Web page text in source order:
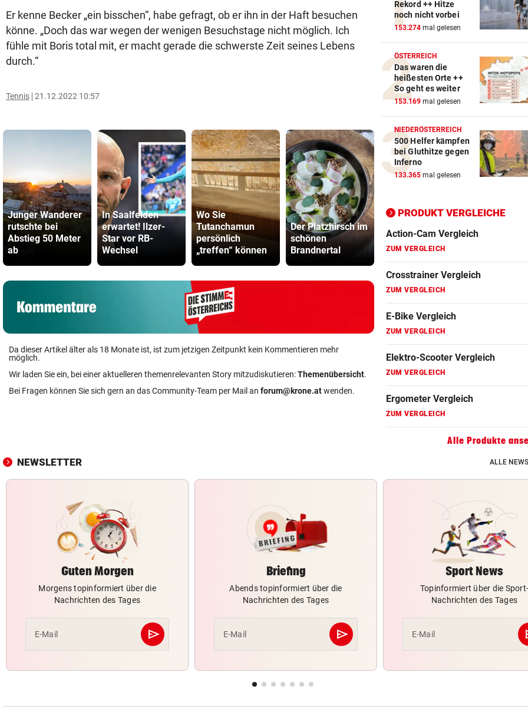
Er kenne Becker „ein bisschen“, habe gefragt, ob er ihn in der Haft besuchen
könne. „Doch das war wegen der wenigen Besuchstage nicht möglich. Ich
fühle mit Boris total mit, er macht gerade die schwerste Zeit seines Lebens
durch.“
Tennis 21.12.2022 10:57
Junger Wanderer
rutschte bei
Abstieg 50 Meter
ab
In Saalfelden
erwartet! Ilzer-
Star vor RB-
Wechsel
Wo Sie
Tutanchamun
persönlich
„treffen“ können
Der Platzhirsch im
schönen
Brandnertal
Gestohlenes
Taferl, Alkohol
und kein
Führerschein
„Sehen uns
Ceuta vor
Da dieser Artikel älter als 18 Monate ist, ist zum jetzigen Zeitpunkt kein Kommentieren mehr
möglich.
Wir laden Sie ein, bei einer aktuelleren themenrelevanten Story mitzudiskutieren:Themenübersicht.
Bei Fragen können Sie sich gern an das Community-Team per Mail an forum@krone.atwenden.
Rekord ++ Hitze
noch nicht vorbei
153.274 mal gelesen
ÖSTERREICH
Das waren die
heißesten Orte ++
So geht es weiter
153.169 mal gelesen
NIEDERÖSTERREICH
500 Helfer kämpfen
bei Gluthitze gegen
Inferno
133.365 mal gelesen
PRODUKT VERGLEICHE
Action-Cam Vergleich
Crosstrainer Vergleich
ZUM VERGLEICH
E-Bike Vergleich
ZUM VERGLEICH
Elektro-Scooter Vergleich
ZUM VERGLEICH
ZUM VERGLEICH
Fahrrad Test
ZUM VERGLEICH
Fahrradanhänger Vergleich
ZUM VERGLEICH
Faszienrolle Vergleich
ZUM VERGLEICH
Hoverboard Vergleich
ZUM VERGLEICH
Kinderfahrrad Vergleich
ZUM VERGLEICH
Alle Produkte
NEWSLETTER ALLE
Guten Morgen
Morgens topinformiert über die
Nachrichten des Tages
E-Mail send
Abschicken
Briefing
Abends topinformiert über die
Nachrichten des Tages
E-Mail send
Abschicken
Sport News
Topinformiert über die Sport-
Nachrichten des Tages
E-Mail